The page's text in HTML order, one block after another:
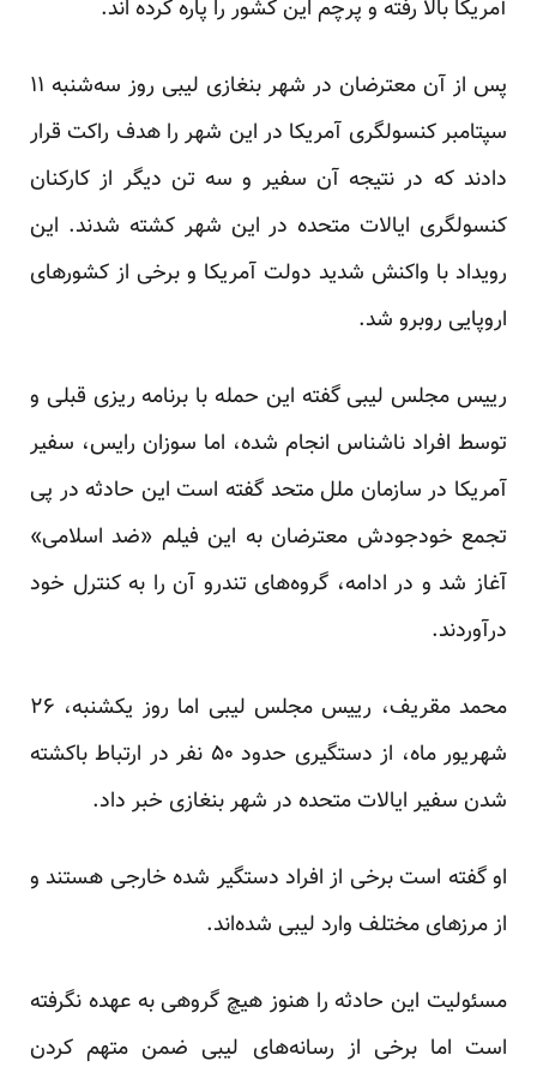
آمریکا بالا رفته و پرچم این کشور را پاره کرده اند.
پس از آن معترضان در شهر بنغازی لیبی روز سه‌شنبه ۱۱
سپتامبر کنسولگری آمریکا در این شهر را هدف راکت قرار
دادند که در نتیجه آن سفیر و سه تن دیگر از کارکنان
کنسولگری ایالات متحده در این شهر کشته شدند. این
رویداد با واکنش شدید دولت آمریکا و برخی از کشورهای
اروپایی روبرو شد.
رییس مجلس لیبی گفته این حمله با برنامه ریزی قبلی و
توسط افراد نا‌شناس انجام شده، اما سوزان رایس، ‌سفیر
آمریکا در سازمان ملل متحد گفته است این حادثه در پی
تجمع خودجودش معترضان به این فیلم «ضد اسلامی»
آغاز شد و در ادامه، گروه‌های تندرو آن را به کنترل خود
درآوردند.
محمد مقریف، رییس مجلس لیبی اما روز یکشنبه، ۲۶
شهریور ماه، از دستگیری حدود ۵۰ نفر در ارتباط باکشته
شدن سفیر ایالات متحده در شهر بنغازی خبر داد.
او گفته است برخی از افراد دستگیر شده خارجی هستند و
از مرزهای مختلف وارد لیبی شده‌اند.
مسئولیت این حادثه را هنوز هیچ گروهی به عهده نگرفته
است اما برخی از رسانه‌های لیبی ضمن متهم کردن